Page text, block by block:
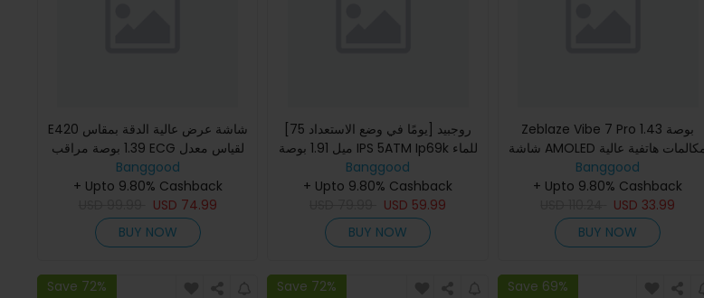
E420 شاشة عرض عالية الدقة بمقاس
1.39 بوصة مراقب ECG لقياس معدل
ضربات القلب وضغط الدم ومراقب
SpO2 لتعقب اللياقة البدنية ب
Banggood
+ Upto 9.80% Cashback
USD 74.99
BUY NOW
[75 يومًا في وضع الاستعداد] روجبيد
ميل 1.91 بوصة IPS 5ATM Ip69k للماء
وضغط الدم SpO2 مراقب
Banggood
+ Upto 9.80% Cashback
USD 59.99
BUY NOW
Zeblaze Vibe 7 Pro 1.43 بوصة
شاشة AMOLED مكالمات هاتفية عالية
الوضوح مع مقاومة قوية عسكرية
Smart Watch 400mAh SpO2 دم
Banggood
+ Upto 9.80% Cashback
USD 33.99
BUY NOW
Save 72% Save 72% Save 69%